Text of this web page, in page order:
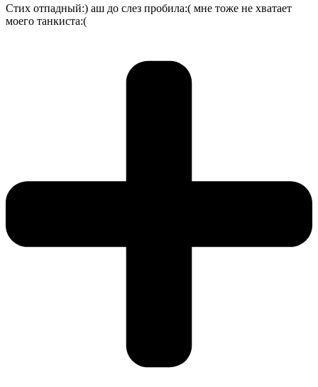
Стих отпадный:) аш до слез пробила:( мне тоже не хватает
моего танкиста:(